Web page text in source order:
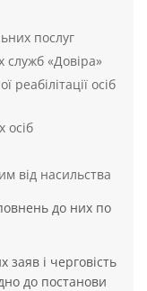
послуг
служб «Довіра»
осіб
осіб
від насильства
до них по
заяв і черговість
до постанови